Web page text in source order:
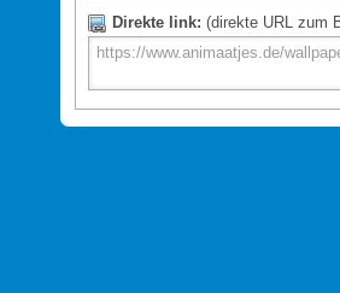
Direkte link: (direkte URL zum